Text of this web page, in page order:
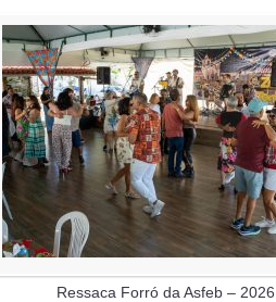
Ressaca Forró da Asfeb – 2026